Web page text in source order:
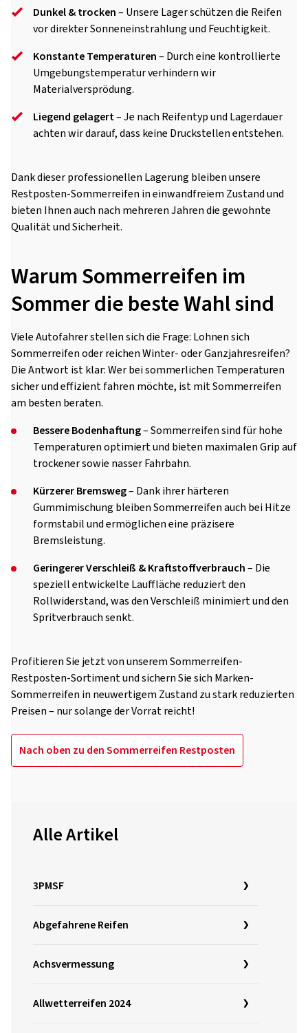
Dunkel & trocken– Unsere Lager schützen die Reifen
vor direkter Sonneneinstrahlung und Feuchtigkeit.
Konstante Temperaturen– Durch eine kontrollierte
Umgebungstemperatur verhindern wir
Materialversprödung.
Liegend gelagert– Je nach Reifentyp und Lagerdauer
achten wir darauf, dass keine Druckstellen entstehen.
Dank dieser professionellen Lagerung bleiben unsere
Restposten-Sommerreifen in einwandfreiem Zustand und
bieten Ihnen auch nach mehreren Jahren die gewohnte
Qualität und Sicherheit.
Warum Sommerreifen im
Sommer die beste Wahl sind
Viele Autofahrer stellen sich die Frage: Lohnen sich
Sommerreifen oder reichen Winter- oder Ganzjahresreifen?
Die Antwort ist klar: Wer bei sommerlichen Temperaturen
sicher und effizient fahren möchte, ist mit Sommerreifen
am besten beraten.
Bessere Bodenhaftung– Sommerreifen sind für hohe
Temperaturen optimiert und bieten maximalen Grip auf
trockener sowie nasser Fahrbahn.
Kürzerer Bremsweg– Dank ihrer härteren
Gummimischung bleiben Sommerreifen auch bei Hitze
formstabil und ermöglichen eine präzisere
Bremsleistung.
Geringerer Verschleiß & Kraftstoffverbrauch– Die
speziell entwickelte Lauffläche reduziert den
Rollwiderstand, was den Verschleiß minimiert und den
Spritverbrauch senkt.
Profitieren Sie jetzt von unserem Sommerreifen-
Restposten-Sortiment und sichern Sie sich Marken-
Sommerreifen in neuwertigem Zustand zu stark reduzierten
Preisen – nur solange der Vorrat reicht!
Nach oben zu den Sommerreifen Restposten
Alle Artikel
3PMSF
Abgefahrene Reifen
Achsvermessung
Allwetterreifen 2024